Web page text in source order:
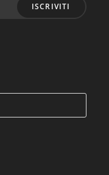
ISCRIVITI